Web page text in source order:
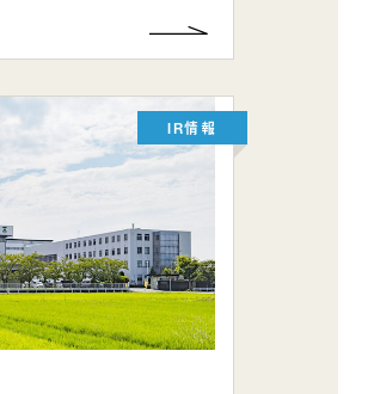
IR情報